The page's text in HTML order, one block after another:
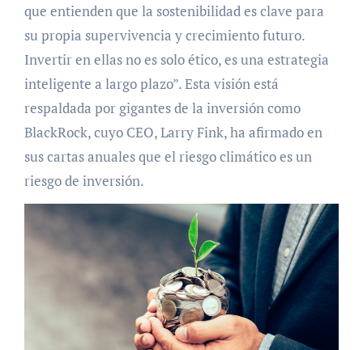
que entienden que la sostenibilidad es clave para
su propia supervivencia y crecimiento futuro.
Invertir en ellas no es solo ético, es una estrategia
inteligente a largo plazo”. Esta visión está
respaldada por gigantes de la inversión como
BlackRock, cuyo CEO, Larry Fink, ha afirmado en
sus cartas anuales que el riesgo climático es un
riesgo de inversión.